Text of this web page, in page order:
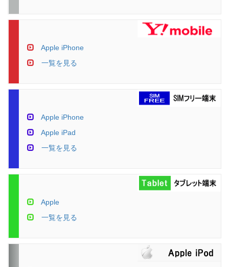
Apple iPhone
一覧を見る
Apple iPhone
Apple iPad
一覧を見る
Apple
一覧を見る